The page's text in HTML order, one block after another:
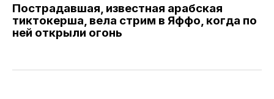
Пострадавшая, известная арабская
тиктокерша, вела стрим в Яффо, когда по
ней открыли огонь